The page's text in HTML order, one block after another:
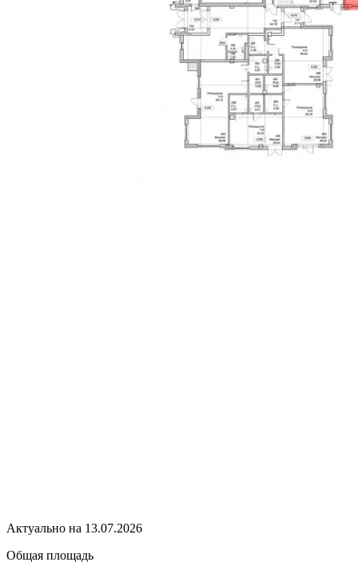
Актуально на 13.07.2026
Общая площадь